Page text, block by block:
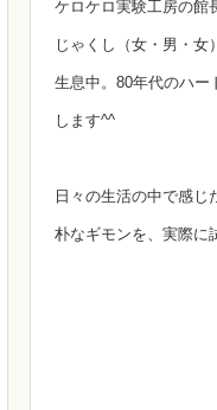
ケロケロ実験工房の館
じゃくし（女・男・女
生息中。80年代のハー
します^^
日々の生活の中で感じ
朴なギモンを、実際に